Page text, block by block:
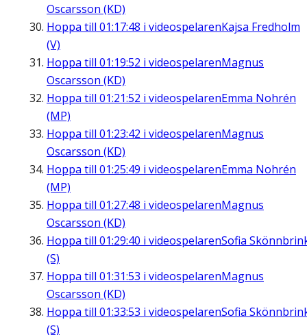
Oscarsson (KD)
Hoppa till 01:17:48 i videospelarenKajsa Fredholm
(V)
Hoppa till 01:19:52 i videospelarenMagnus
Oscarsson (KD)
Hoppa till 01:21:52 i videospelarenEmma Nohrén
(MP)
Hoppa till 01:23:42 i videospelarenMagnus
Oscarsson (KD)
Hoppa till 01:25:49 i videospelarenEmma Nohrén
(MP)
Hoppa till 01:27:48 i videospelarenMagnus
Oscarsson (KD)
Hoppa till 01:29:40 i videospelarenSofia
(S)
Hoppa till 01:31:53 i videospelarenMagnus
Oscarsson (KD)
Hoppa till 01:33:53 i videospelarenSofia
(S)